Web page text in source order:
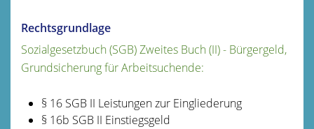
Rechtsgrundlage
Sozialgesetzbuch (SGB) Zweites Buch (II) - Bürgergeld,
Grundsicherung für Arbeitsuchende:
§ 16SGB II Leistungen zur Eingliederung
§ 16b SGB II Einstiegsgeld